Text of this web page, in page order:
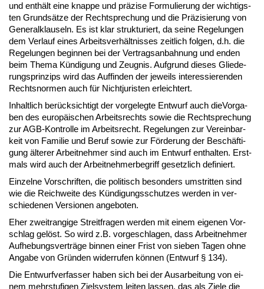
und ent­hält ei­ne knap­pe und prä­zi­se For­mu­lie­rung der wich­tigs­
ten Grund­sät­ze der Recht­spre­chung und die Prä­zi­sie­rung von
Ge­ne­ral­klau­seln. Es ist klar struk­tu­riert, da sei­ne Re­ge­lun­gen
dem Ver­lauf ei­nes Ar­beits­ver­hält­nis­ses zeit­lich fol­gen, d.h. die
Re­ge­lun­gen be­gin­nen bei der Ver­trags­an­bah­nung und en­den
beim The­ma Kün­di­gung und Zeug­nis. Auf­grund die­ses Glie­de­
rungs­prin­zips wird das Auf­fin­den der je­weils in­ter­es­sie­ren­den
Rechts­nor­men auch für Nicht­ju­ris­ten er­leich­tert.
In­halt­lich be­rück­sich­tigt der vor­ge­leg­te Ent­wurf auch die­Vor­ga­
ben des eu­ro­päi­schen Ar­beits­rechts so­wie die Recht­spre­chung
zur AGB-Kon­trol­le im Ar­beits­recht. Re­ge­lun­gen zur Ver­ein­bar­
keit von Fa­mi­lie und Be­ruf so­wie zur För­de­rung der Be­schäf­ti­
gung äl­te­rer Ar­beit­neh­mer sind auch im Ent­wurf ent­hal­ten. Erst­
mals wird auch der Ar­beit­neh­mer­be­griff ge­setz­lich de­fi­niert.
Ein­zel­ne Vor­schrif­ten, die po­li­tisch be­son­ders um­strit­ten sind
wie die Reich­wei­te des Kün­di­gungs­schut­zes wer­den in ver­
schie­de­nen Ver­sio­nen an­ge­bo­ten.
Eher zweit­ran­gi­ge Streit­fra­gen wer­den mit ei­nem ei­ge­nen Vor­
schlag ge­löst. So wird z.B. vor­ge­schla­gen, dass Ar­beit­neh­mer
Auf­he­bungs­ver­trä­ge bin­nen ei­ner Frist von sie­ben Ta­gen oh­ne
An­ga­be von Grün­den wi­der­ru­fen kön­nen (Ent­wurf § 134).
Die Ent­wurf­ver­fas­ser ha­ben sich bei der Aus­ar­bei­tung von ei­
nem mehr­stu­fi­gen Ziel­sys­tem lei­ten las­sen, das als Zie­le die